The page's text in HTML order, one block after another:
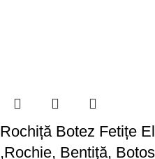
Rochiță Botez Fetițe
,Rochie, Bentiță,